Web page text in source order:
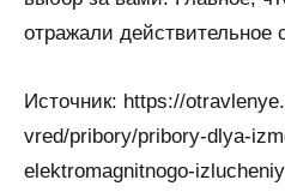
отражали
Источник: https://
vred/pribory/pribory-dlya-
elektromagnitnogo-